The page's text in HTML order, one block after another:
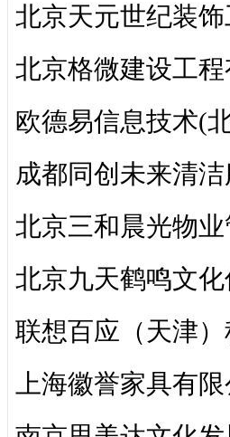
北京天元世纪装
北京格微建设工程
欧德易信息技术(
成都同创未来清
北京三和晨光物业
北京九天鹤鸣文化
联想百应（天津）
上海徽誉家具有限